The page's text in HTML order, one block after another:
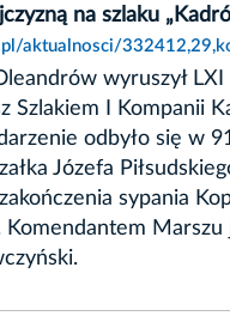
na szlaku
aktualnosci/
wyruszył LXI
Szlakiem I Kompanii
odbyło się w
Józefa
sypania
Komendantem Marszu